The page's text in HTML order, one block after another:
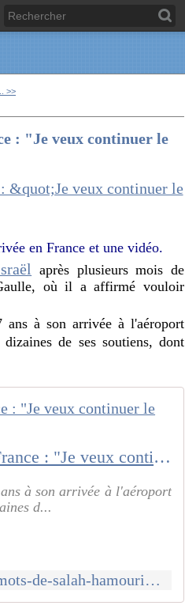
>>
: "Je veux continuer le
en France et une vidéo.
après plusieurs mois de
où il a affirmé vouloir
à son arrivée à l'aéroport
de ses soutiens, dont
Expulsé par Israël, les premiers mots de Salah Hamouri en France : "Je veux continuer le combat"
à son arrivée à l'aéroport
d...
https://www.humanite.fr/videos/expulse-par-israel-les-premiers-mots-de-salah-hamouri-en-france-je-veux-continuer-le-combat-775255